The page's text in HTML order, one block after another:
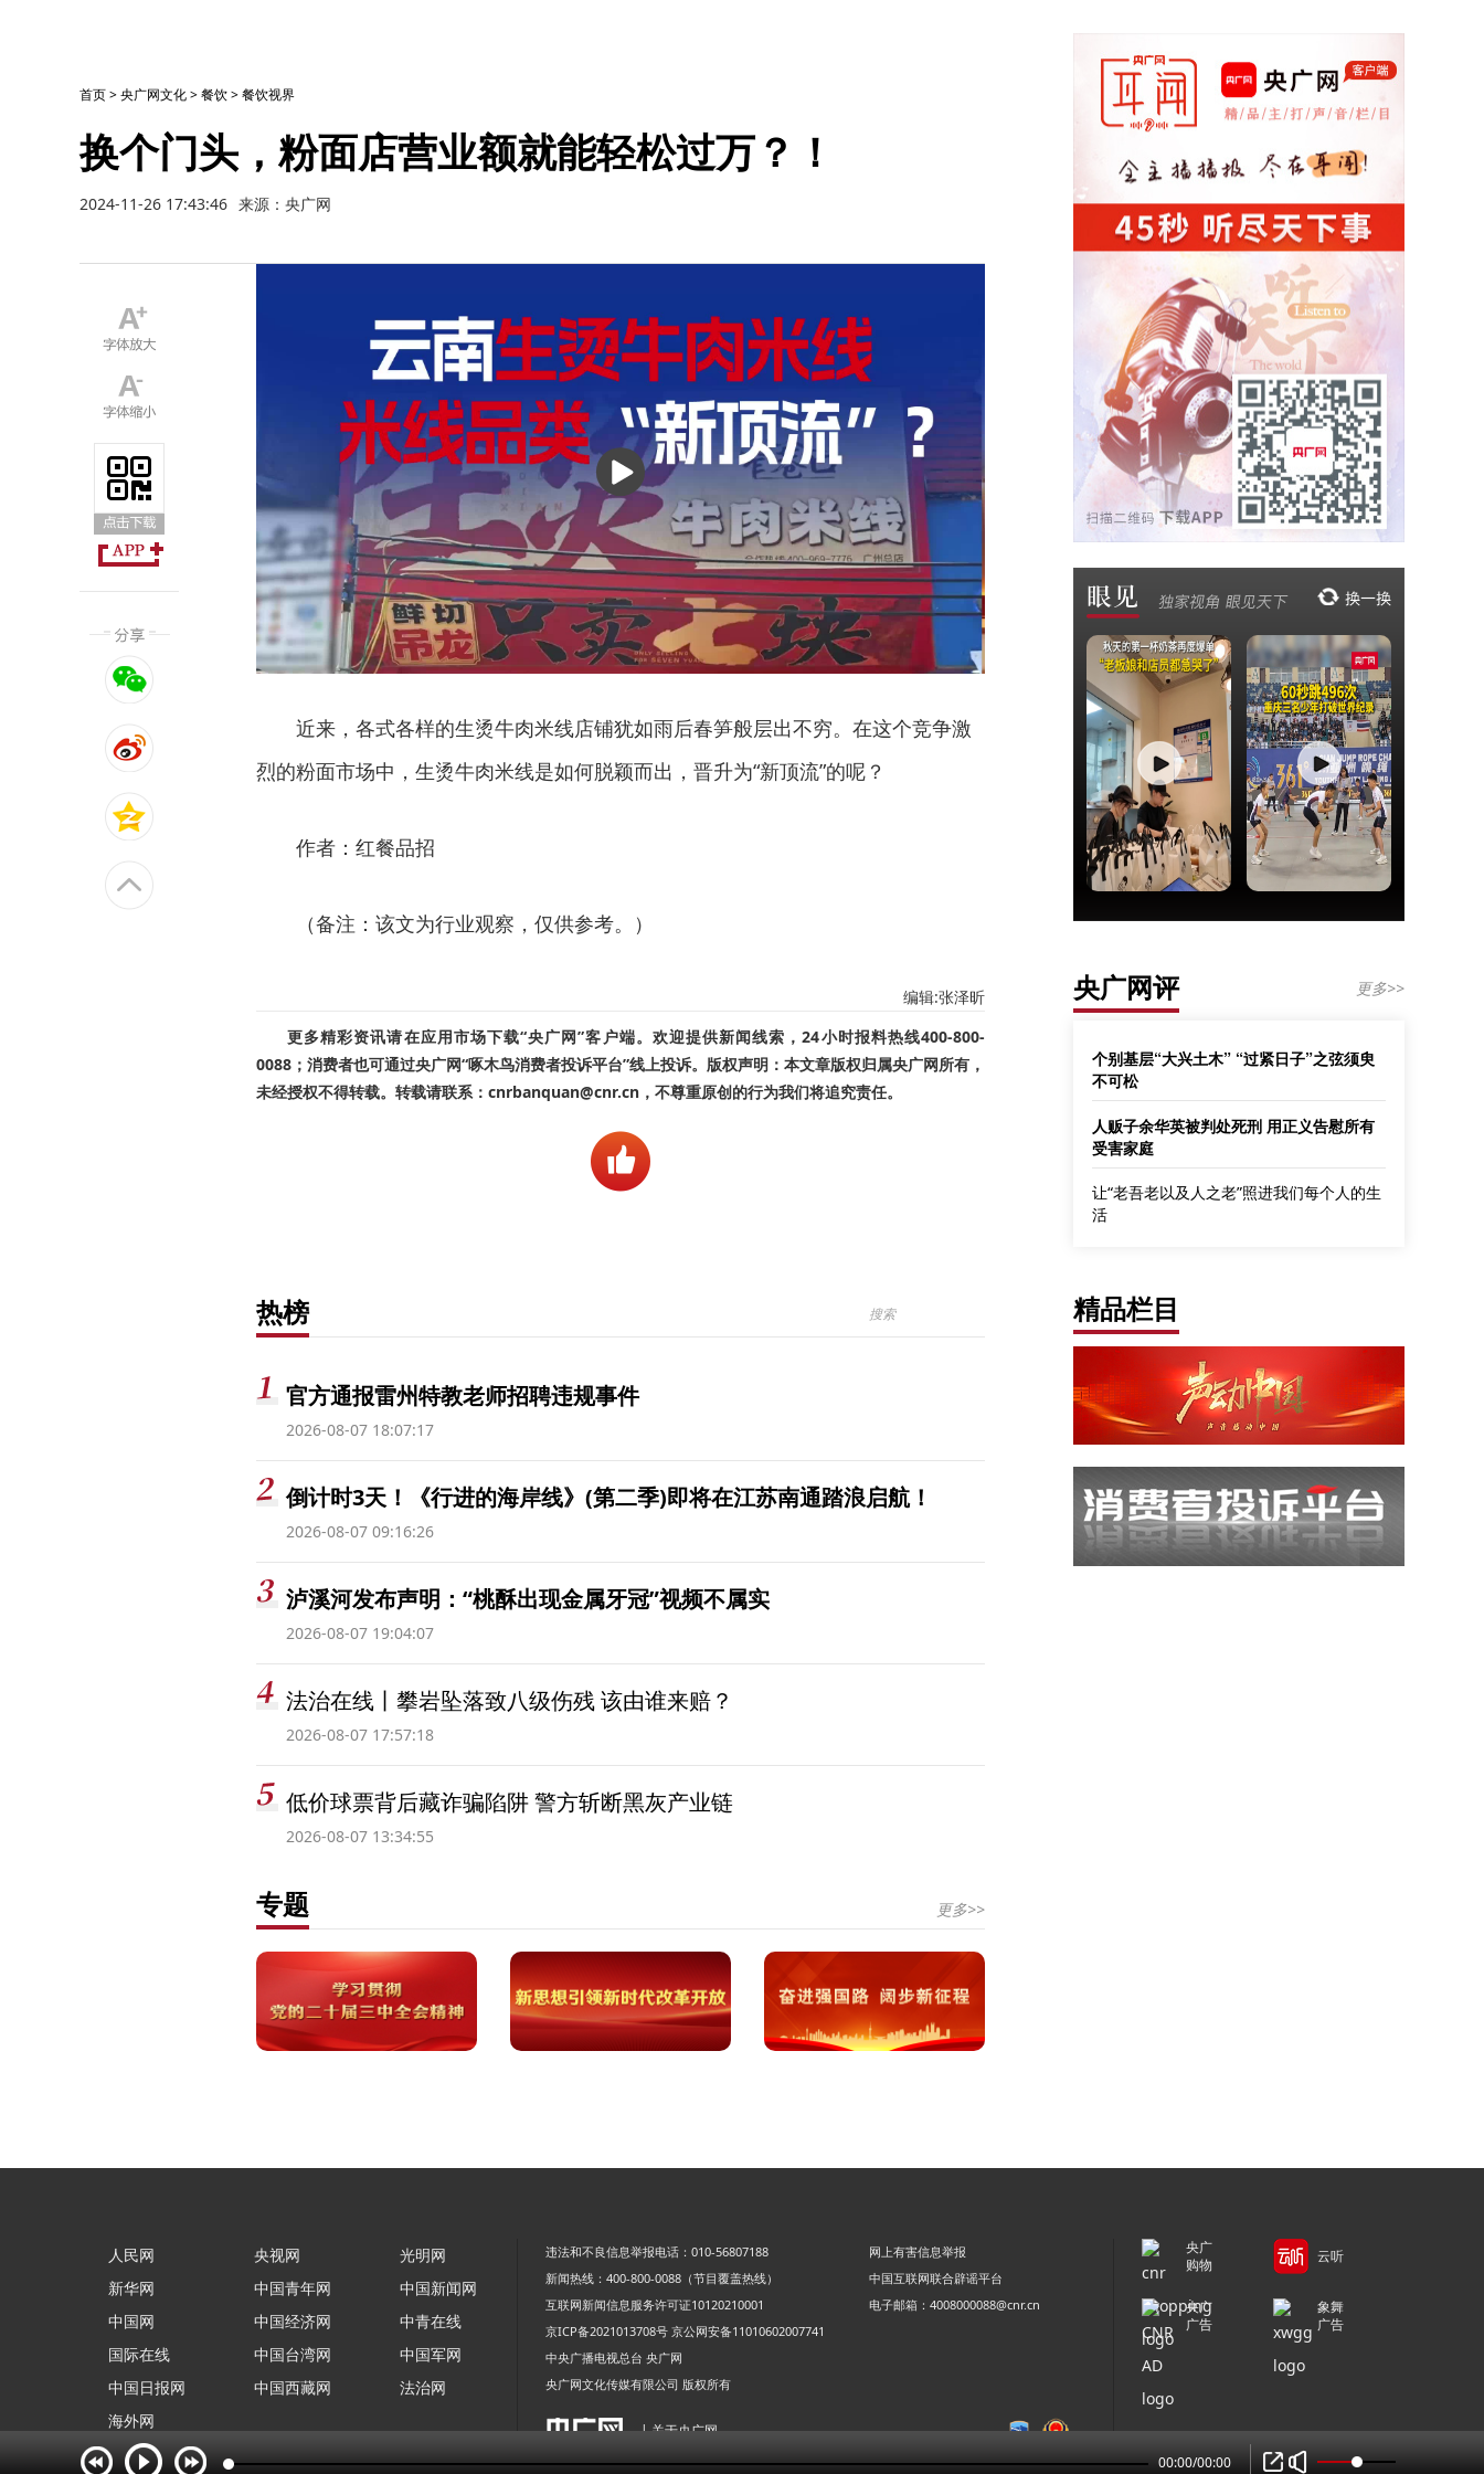
首页>央广网文化>餐饮>餐饮视界
换个门头，粉面店营业额就能轻松过万？！
2024-11-26 17:43:46 来源：央广网
播
放
近来，各式各样的生烫牛肉米线店铺犹如雨后春笋般层出不穷。在这个竞争激
烈的粉面市场中，生烫牛肉米线是如何脱颖而出，晋升为“新顶流”的呢？
作者：红餐品招
（备注：该文为行业观察，仅供参考。）
编辑:张泽昕
更多精彩资讯请在应用市场下载“央广网”客户端。欢迎提供新闻线索，24小时报料热线400-800-
0088；消费者也可通过央广网“啄木鸟消费者投诉平台”线上投诉。版权声明：本文章版权归属央广网所有，
未经授权不得转载。转载请联系：cnrbanquan@cnr.cn，不尊重原创的行为我们将追究责任。
热榜
官方通报雷州特教老师招聘违规事件
2026-08-07 18:07:17
倒计时3天！《行进的海岸线》(第二季)即将在江苏南通踏浪启航！
2026-08-07 09:16:26
泸溪河发布声明：“桃酥出现金属牙冠”视频不属实
2026-08-07 19:04:07
法治在线丨攀岩坠落致八级伤残 该由谁来赔？
2026-08-07 17:57:18
低价球票背后藏诈骗陷阱 警方斩断黑灰产业链
2026-08-07 13:34:55
专题 更多>>
央广网评 更多>>
个别基层“大兴土木” “过紧日子”之弦须臾
不可松
人贩子余华英被判处死刑 用正义告慰所有
受害家庭
让“老吾老以及人之老”照进我们每个人的生
活
精品栏目
人民网
新华网
中国网
国际在线
中国日报网
海外网
央视网
中国青年网
中国经济网
中国台湾网
中国西藏网
光明网
中国新闻网
中青在线
中国军网
法治网
违法和不良信息举报电话：010-56807188
网上有害信息举报
新闻热线：400-800-0088（节目覆盖热线）
中国互联网联合辟谣平台
互联网新闻信息服务许可证10120210001
电子邮箱：4008000088@cnr.cn
京ICP备2021013708号 京公网安备11010602007741
中央广播电视总台 央广网
央广网文化传媒有限公司 版权所有
| 关于央广网
央广
购物
云听
央广
广告
象舞
广告
00:00/00:00